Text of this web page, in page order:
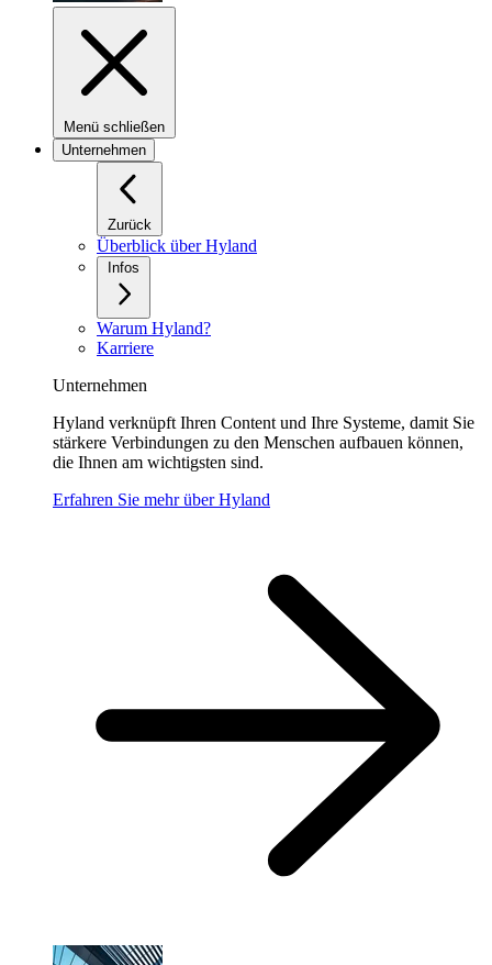
Menü schließen
Unternehmen
Zurück
Überblick über Hyland
Infos
Warum Hyland?
Karriere
Unternehmen
Hyland verknüpft Ihren Content und Ihre Systeme, damit Sie
stärkere Verbindungen zu den Menschen aufbauen können,
die Ihnen am wichtigsten sind.
Erfahren Sie mehr über Hyland